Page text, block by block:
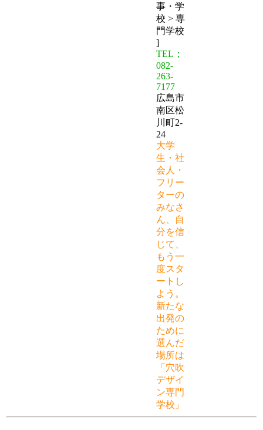
事・学
校 > 専
門学校
]
TEL；
082-
263-
7177
広島市
南区松
川町2-
24
大学
生・社
会人・
フリー
ターの
みなさ
ん、自
分を信
じて、
もう一
度スタ
ートし
よう。
新たな
出発の
ために
選んだ
場所は
「穴吹
デザイ
ン専門
学校」